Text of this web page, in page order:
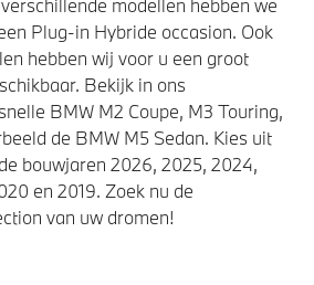
modellen hebben we
Plug-in Hybride occasion. Ook
hebben wij voor u een groot
Bekijk in ons
BMW M2 Coupe, M3 Touring,
de BMW M5 Sedan. Kies uit
bouwjaren 2026, 2025, 2024,
en 2019. Zoek nu de
van uw dromen!